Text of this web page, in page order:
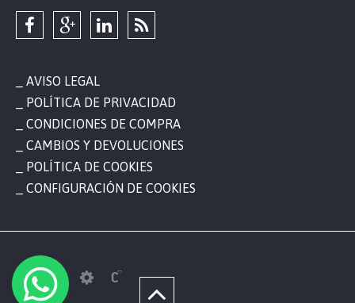
AVISO LEGAL
POLÍTICA DE PRIVACIDAD
CONDICIONES DE COMPRA
CAMBIOS Y DEVOLUCIONES
POLÍTICA DE COOKIES
CONFIGURACIÓN DE COOKIES